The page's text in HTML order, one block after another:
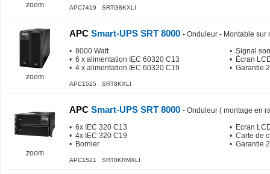
zoom APC7419 SRTG8KXLI
zoom
APC Smart-UPS SRT 8000 - Onduleur - Montable sur
• 8000 Watt
• 6 x alimentation IEC 60320 C13
• 4 x alimentation IEC 60320 C19
• Signal
• Écran
• Garantie
APC1525 SRT8KXLI
zoom
APC Smart-UPS SRT 8000 - Onduleur ( montage en
• 6x IEC 320 C13
• 4x IEC 320 C19
• Bornier
• Ecran
• Carte de
• Garantie
APC1521 SRT8KRMXLI